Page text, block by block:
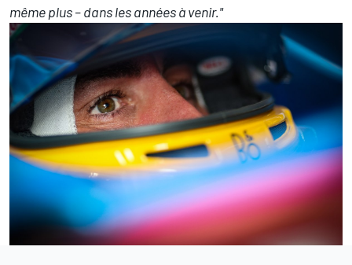
même plus – dans les années à venir."